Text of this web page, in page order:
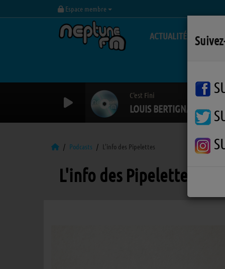
Espace membre
ACTUALITÉS
C'est Fini
LOUIS BERTIGNAC
Podcasts L'info des Pipelettes
L'info des Pipelettes